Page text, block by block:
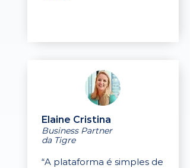
Elaine Cristina
Business Partner
da Tigre
“A plataforma é simples de